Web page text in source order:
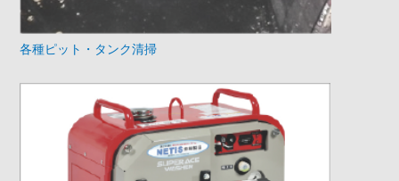
各種ピット・タンク清掃